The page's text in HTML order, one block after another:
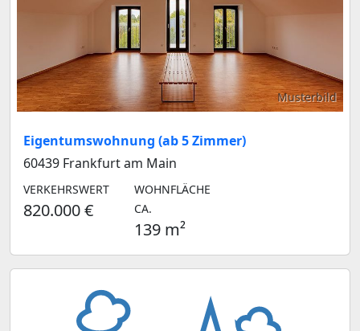
Musterbild
Eigentumswohnung (ab 5 Zimmer)
60439 Frankfurt am Main
VERKEHRSWERT
820.000 €
WOHNFLÄCHE
CA.
139 m²